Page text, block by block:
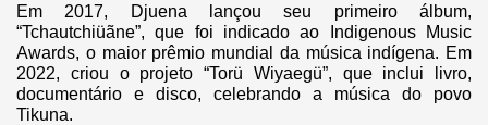
Em 2017, Djuena lançou seu primeiro álbum,
“Tchautchiüãne”, que foi indicado ao Indigenous Music
Awards, o maior prêmio mundial da música indígena. Em
2022, criou o projeto “Torü Wiyaegü”, que inclui livro,
documentário e disco, celebrando a música do povo
Tikuna.